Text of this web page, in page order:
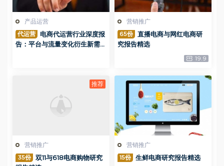
产品运营
代运营
电商代运营行业深度报
告：平台与流量变化衍生新需
营销推广
65份
直播电商与网红电商研
究报告精选
19.9
营销推广
35份
双11与618电商购物研究
营销推广
15份 生鲜电商研究报告精选